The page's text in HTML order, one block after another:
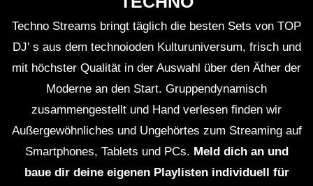
SESSION • AUGUST • 2021
HEtZEr Vs DerPianist – Liebe Zum
Tekk Set Winter 2020 | 4k Hintergrund |
Hardtekk | Tekknation
Techno Streams bringt täglich die besten Sets von TOP
DJ' s aus dem technoioden Kulturuniversum, frisch und
mit höchster Qualität in der Auswahl über den Äther der
Moderne an den Start. Gruppendynamisch
zusammengestellt und Hand verlesen finden wir
Außergewöhnliches und Ungehörtes zum Streaming auf
Smartphones, Tablets und PCs. Meld dich an und
baue dir deine eigenen Playlisten individuell für